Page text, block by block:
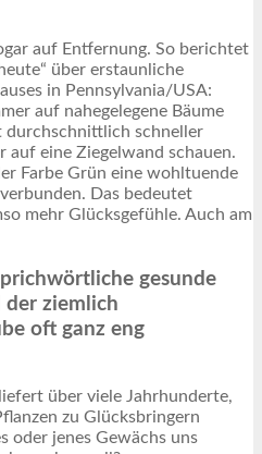
auf Entfernung. So berichtet
über erstaunliche
in Pennsylvania/USA:
auf nahegelegene Bäume
durchschnittlich schneller
auf eine Ziegelwand schauen.
Farbe Grün eine wohltuende
Das bedeutet
mehr Glücksgefühle. Auch am
gesunde
der ziemlich
oft ganz eng
über viele Jahrhunderte,
zu Glücksbringern
oder jenes Gewächs uns